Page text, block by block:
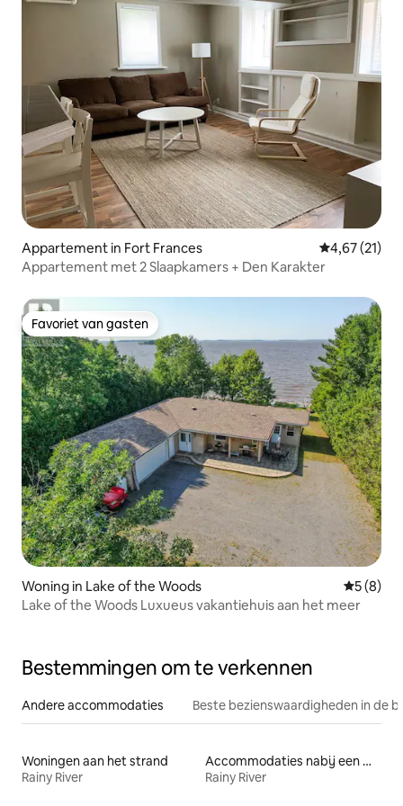
Appartement in Fort Frances Gemiddelde
4,67 (21)
Appartement met 2 Slaapkamers + Den Karakter
Favoriet van gasten
Favoriet van gasten
Woning in Lake of the Woods
5 (8)
Lake of the Woods Luxueus vakantiehuis aan het meer
Bestemmingen om te verkennen
Andere accommodaties Beste bezienswaardigheden in de
Woningen aan het strand
Rainy River
Accommodaties nabij een meer
Rainy River